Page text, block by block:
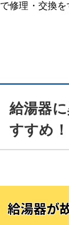
で修理・交換を
給湯器
すすめ！